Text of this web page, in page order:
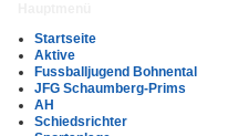
Startseite
Aktive
Fussballjugend Bohnental
JFG Schaumberg-Prims
AH
Schiedsrichter